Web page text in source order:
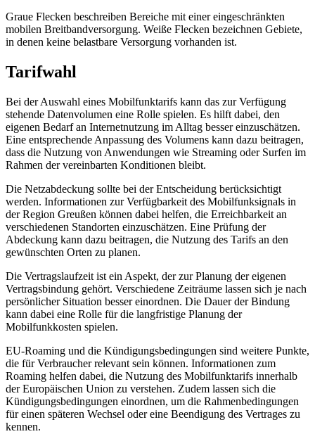
Graue Flecken beschreiben Bereiche mit einer eingeschränkten
mobilen Breitbandversorgung. Weiße Flecken bezeichnen Gebiete,
in denen keine belastbare Versorgung vorhanden ist.
Tarifwahl
Bei der Auswahl eines Mobilfunktarifs kann das zur Verfügung
stehende Datenvolumen eine Rolle spielen. Es hilft dabei, den
eigenen Bedarf an Internetnutzung im Alltag besser einzuschätzen.
Eine entsprechende Anpassung des Volumens kann dazu beitragen,
dass die Nutzung von Anwendungen wie Streaming oder Surfen im
Rahmen der vereinbarten Konditionen bleibt.
Die Netzabdeckung sollte bei der Entscheidung berücksichtigt
werden. Informationen zur Verfügbarkeit des Mobilfunksignals in
der Region Greußen können dabei helfen, die Erreichbarkeit an
verschiedenen Standorten einzuschätzen. Eine Prüfung der
Abdeckung kann dazu beitragen, die Nutzung des Tarifs an den
gewünschten Orten zu planen.
Die Vertragslaufzeit ist ein Aspekt, der zur Planung der eigenen
Vertragsbindung gehört. Verschiedene Zeiträume lassen sich je nach
persönlicher Situation besser einordnen. Die Dauer der Bindung
kann dabei eine Rolle für die langfristige Planung der
Mobilfunkkosten spielen.
EU-Roaming und die Kündigungsbedingungen sind weitere Punkte,
die für Verbraucher relevant sein können. Informationen zum
Roaming helfen dabei, die Nutzung des Mobilfunktarifs innerhalb
der Europäischen Union zu verstehen. Zudem lassen sich die
Kündigungsbedingungen einordnen, um die Rahmenbedingungen
für einen späteren Wechsel oder eine Beendigung des Vertrages zu
kennen.